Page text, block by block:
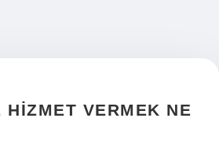
HIZMET VERMEK NE